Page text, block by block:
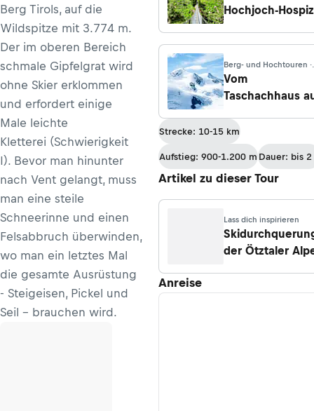
Berg Tirols, auf die
Wildspitze mit 3.774 m.
Der im oberen Bereich
schmale Gipfelgrat wird
ohne Skier erklommen
und erfordert einige
Male leichte
Kletterei (Schwierigkeit
I). Bevor man hinunter
nach Vent gelangt, muss
man eine steile
Schneerinne und einen
Felsabbruch überwinden,
wo man ein letztes Mal
die gesamte Ausrüstung
- Steigeisen, Pickel und
Seil - brauchen wird.
Hochjoch-Hospiz
Berg- und Hochtouren ·
Tirol
Vom
Taschachhaus
Strecke: 10-15 km
Aufstieg: 900-1.200 m Dauer: bis 2
Artikel zu dieser Tour
Lass dich inspirieren
der Ötztaler
Anreise